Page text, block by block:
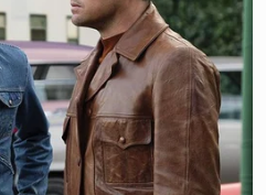
e perícia criminal destacam
o documento divisor de
Este exame detalhado
marcas de agressão,
da morte foi asfixia por
se o caso será tratado